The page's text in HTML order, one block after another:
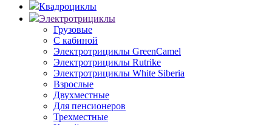
Квадроциклы
Электротрициклы
Грузовые
С кабиной
Электротрициклы GreenCamel
Электротрициклы Rutrike
Электротрициклы White Siberia
Взрослые
Двухместные
Для пенсионеров
Трехместные